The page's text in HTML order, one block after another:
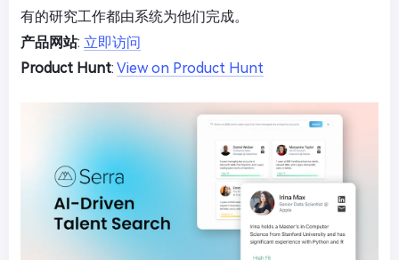
有的研究工作都由系统为他们完成。
产品网站: 立即访问
Product Hunt: View on Product Hunt